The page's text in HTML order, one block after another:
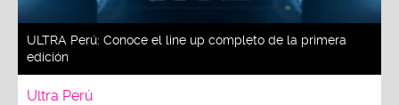
ULTRA Perú: Conoce el line up completo de la primera
edición
Ultra Perú